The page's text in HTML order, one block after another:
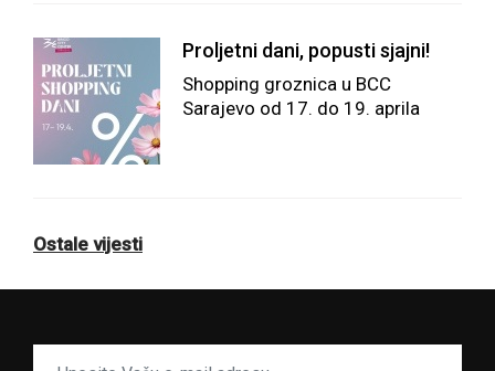
Proljetni dani, popusti sjajni!
Shopping groznica u BCC
Sarajevo od 17. do 19. aprila
Ostale vijesti